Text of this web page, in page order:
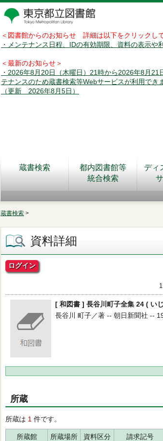
＜図書館からのお知らせ 詳細は以下をクリックし
・メンテナンス日程、IDの有効期限、資料の表示や
＜最新のお知らせ＞
・2026年8月20日（木曜日）21時から2026年8月
テナンスのため蔵書検索等Webサービスが利用でき
（更新 2026年8月5日）
蔵書検索
都内図書館等
統合検索
ディ
蔵書検索 >
資料詳細
ログイン
[ 和図書 ] 長谷川町子全集 24 ( い
長谷川 町子／著 -- 朝日新聞社 --
所蔵
所蔵は 1 件です。
所蔵館 所蔵場所 資料区分 請求記号